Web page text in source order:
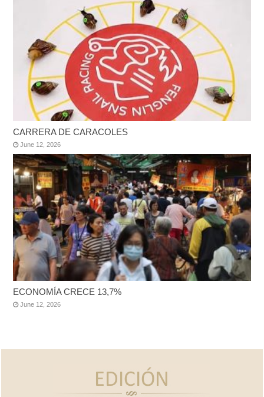
CARRERA DE CARACOLES
June 12, 2026
ECONOMÍA CRECE 13,7%
June 12, 2026